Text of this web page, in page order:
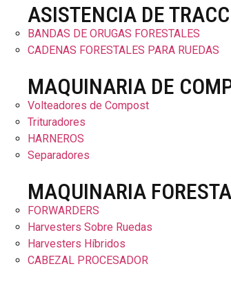
ASISTENCIA DE
BANDAS DE ORUGAS FORESTALES
CADENAS FORESTALES PARA RUEDAS
MAQUINARIA DE
Volteadores de Compost
Trituradores
HARNEROS
Separadores
MAQUINARIA
FORWARDERS
Harvesters Sobre Ruedas
Harvesters Híbridos
CABEZAL PROCESADOR